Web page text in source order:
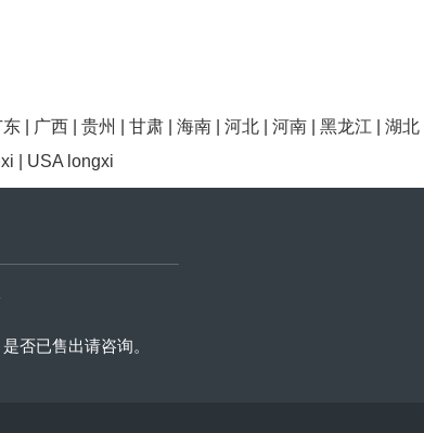
东 广西 贵州 甘肃 海南 河北 河南 黑龙江 湖北
USA longxi
否已售出请咨询。